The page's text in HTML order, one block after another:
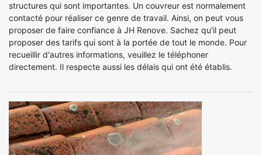
structures qui sont importantes. Un couvreur est normalement
contacté pour réaliser ce genre de travail. Ainsi, on peut vous
proposer de faire confiance à JH Renove. Sachez qu'il peut
proposer des tarifs qui sont à la portée de tout le monde. Pour
recueillir d'autres informations, veuillez le téléphoner
directement. Il respecte aussi les délais qui ont été établis.